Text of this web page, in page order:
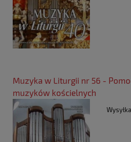
Muzyka w Liturgii nr 56 -
muzyków kościelnych